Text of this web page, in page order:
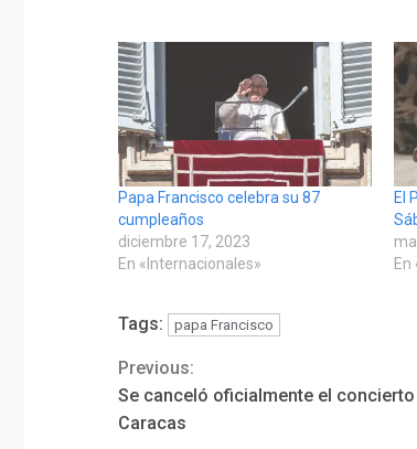
Papa Francisco celebra su 87
cumpleaños
diciembre 17, 2023
En «Internacionales»
El
Tags: papa Francisco
Continue
Reading
Previous:
Se canceló oficialmente el concierto
Caracas